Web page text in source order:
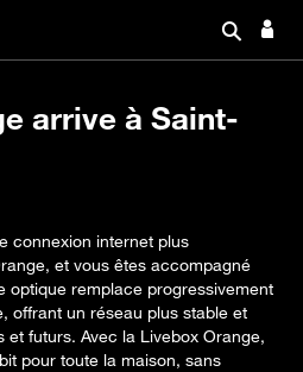
arrive à Saint-
connexion internet plus
et vous êtes accompagné
optique remplace progressivement
offrant un réseau plus stable et
futurs. Avec la Livebox Orange,
pour toute la maison, sans